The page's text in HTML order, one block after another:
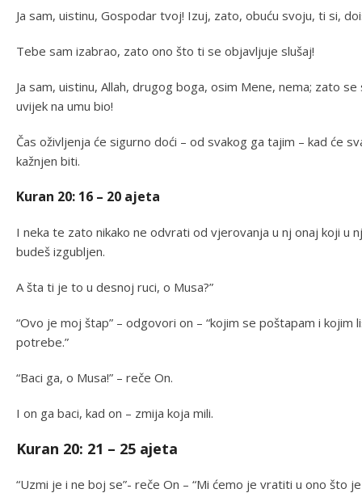
Ja sam, uistinu, Gospodar tvoj! Izuj, zato, obuću svoju, ti si,
Tebe sam izabrao, zato ono što ti se objavljuje slušaj!
Ja sam, uistinu, Allah, drugog boga, osim Mene, nema; zato
uvijek na umu bio!
Čas oživljenja će sigurno doći – od svakog ga tajim – kad će
kažnjen biti.
Kuran 20: 16 – 20 ajeta
I neka te zato nikako ne odvrati od vjerovanja u nj onaj koji u
budeš izgubljen.
A šta ti je to u desnoj ruci, o Musa?”
“Ovo je moj štap” – odgovori on – “kojim se poštapam i kojim
potrebe.”
“Baci ga, o Musa!” – reče On.
I on ga baci, kad on – zmija koja mili.
Kuran 20: 21 – 25 ajeta
“Uzmi je i ne boj se”- reče On – “Mi ćemo je vratiti u ono što